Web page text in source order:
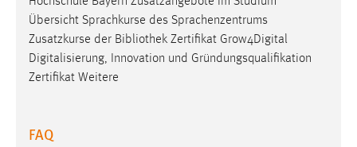
Übersicht Sprachkurse des Sprachenzentrums
Zusatzkurse der Bibliothek Zertifikat Grow4Digital
Digitalisierung, Innovation und Gründungsqualifikation
Zertifikat Weitere
FAQ
EXTERNE MEDIEN
Um Inhalte von Videoplattformen und Social Media
Plattformen anzeigen zu können, werden von diesen
externen Medien Cookies gesetzt.